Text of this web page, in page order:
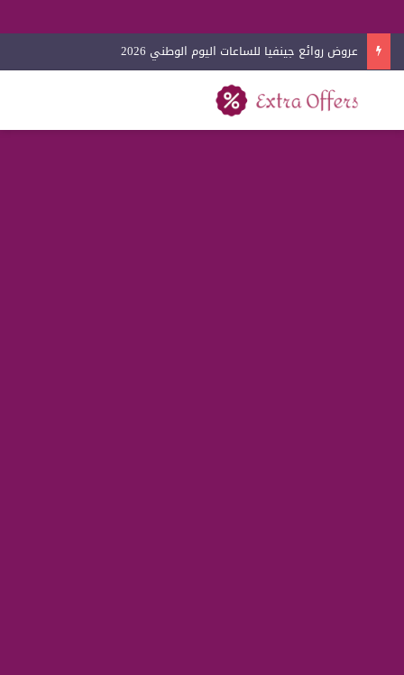
عروض روائع جينفيا للساعات اليوم الوطني 2026
بحث عن